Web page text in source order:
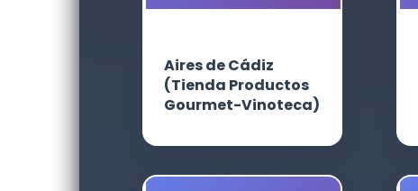
Aires de Cádiz
(Tienda Productos
Gourmet-Vinoteca)